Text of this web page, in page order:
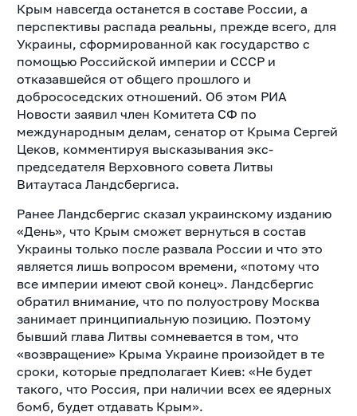
Крым навсегда останется в составе России, а
перспективы распада реальны, прежде всего, для
Украины, сформированной как государство с
помощью Российской империи и СССР и
отказавшейся от общего прошлого и
добрососедских отношений. Об этом РИА
Новости заявил член Комитета СФ по
международным делам, сенатор от Крыма Сергей
Цеков, комментируя высказывания экс-
председателя Верховного совета Литвы
Витаутаса Ландсбергиса.
Ранее Ландсбергис сказал украинскому изданию
«День», что Крым сможет вернуться в состав
Украины только после развала России и что это
является лишь вопросом времени, «потому что
все империи имеют свой конец». Ландсбергис
обратил внимание, что по полуострову Москва
занимает принципиальную позицию. Поэтому
бывший глава Литвы сомневается в том, что
«возвращение» Крыма Украине произойдет в те
сроки, которые предполагает Киев: «Не будет
такого, что Россия, при наличии всех ее ядерных
бомб, будет отдавать Крым».